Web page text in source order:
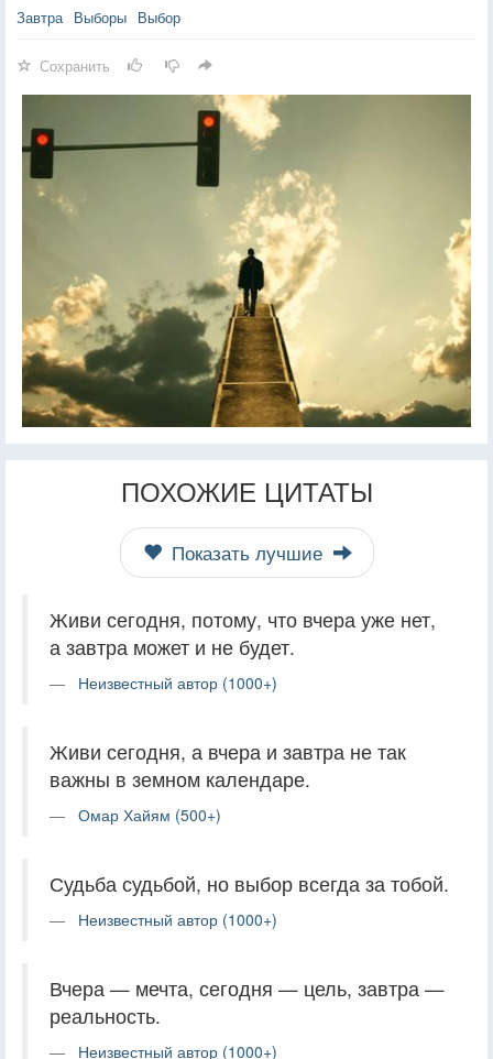
Завтра Выборы Выбор
Сохранить
ПОХОЖИЕ ЦИТАТЫ
Показать лучшие
Живи сегодня, потому, что вчера уже нет,
а завтра может и не будет.
Неизвестный автор (1000+)
Живи сегодня, а вчера и завтра не так
важны в земном календаре.
Омар Хайям (500+)
Судьба судьбой, но выбор всегда за тобой.
Неизвестный автор (1000+)
Вчера — мечта, сегодня — цель, завтра —
реальность.
Неизвестный автор (1000+)